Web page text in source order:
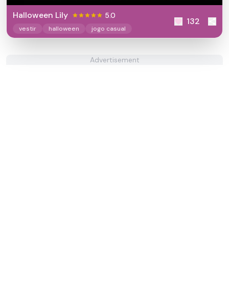
Halloween Lily 5.0
vestir halloween jogo casual
132
Advertisement